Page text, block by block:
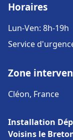
Horaires
Lun-Ven: 8h-19h
Service
Zone
Cléon, France
Installation
Voisins le